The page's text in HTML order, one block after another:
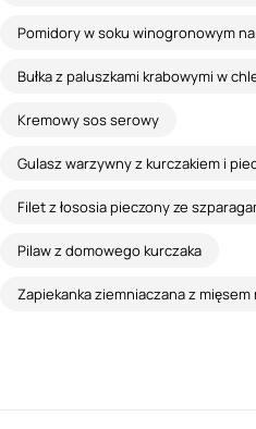
Pomidory w soku winogronowym
Bułka z paluszkami krabowymi w
Kremowy sos serowy
Gulasz warzywny z kurczakiem i
Filet z łososia pieczony ze
Pilaw z domowego kurczaka
Zapiekanka ziemniaczana z